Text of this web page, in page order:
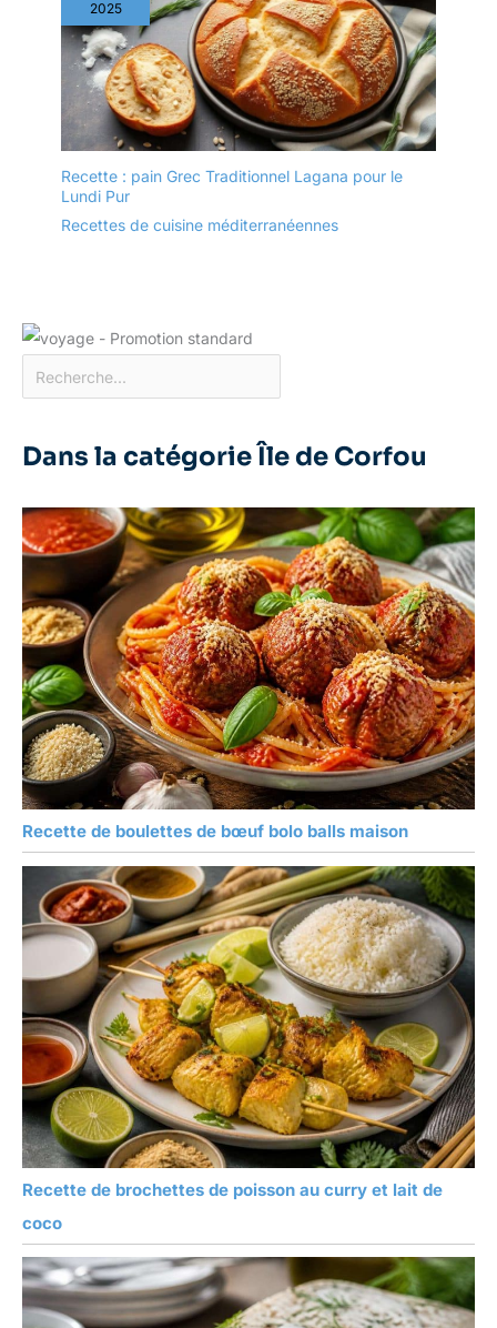
telles que Martha
Stewart, Sur La Table,
Crock-Pot, Babish, Spice
by Tia Mowry, Kenmore,
Oster, et bien d’autres
2025
Recette : pain Grec Traditionnel Lagana pour le
Lundi Pur
Recettes de cuisine méditerranéennes
Dans la catégorie Île de Corfou
Recette de boulettes de bœuf bolo balls maison
Recette de brochettes de poisson au curry et lait de
coco